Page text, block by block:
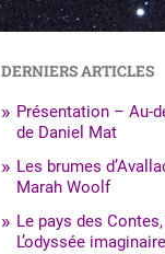
DERNIERS ARTICLES
Présentation – Au-
de Daniel Mat
Les brumes
Marah Woolf
Le pays des
L’odyssée